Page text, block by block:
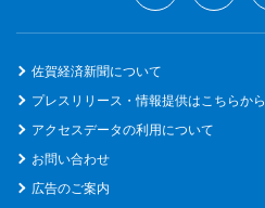
佐賀経済新聞について
プレスリリース・情報提供はこちらから
アクセスデータの利用について
お問い合わせ
広告のご案内